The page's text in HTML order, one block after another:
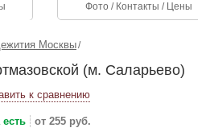
Фото / Контакты / Цены
Москвы
(м. Саларьево)
к сравнению
есть от 255 руб.